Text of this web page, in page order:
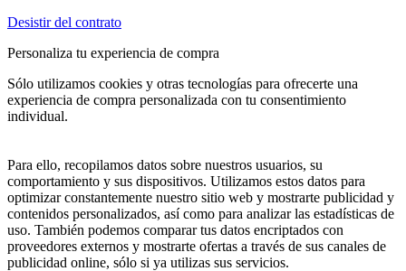
Desistir del contrato
Personaliza tu experiencia de compra
Sólo utilizamos cookies y otras tecnologías para ofrecerte una
experiencia de compra personalizada con tu consentimiento
individual.
Para ello, recopilamos datos sobre nuestros usuarios, su
comportamiento y sus dispositivos. Utilizamos estos datos para
optimizar constantemente nuestro sitio web y mostrarte publicidad y
contenidos personalizados, así como para analizar las estadísticas de
uso. También podemos comparar tus datos encriptados con
proveedores externos y mostrarte ofertas a través de sus canales de
publicidad online, sólo si ya utilizas sus servicios.